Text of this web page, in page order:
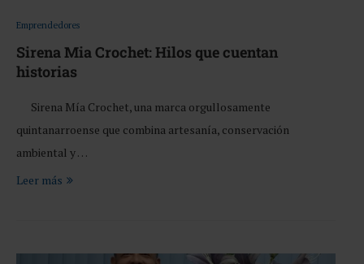
Emprendedores
Sirena Mia Crochet: Hilos que cuentan
historias
Sirena Mía Crochet, una marca orgullosamente
quintanarroense que combina artesanía, conservación
ambiental y …
Leer más